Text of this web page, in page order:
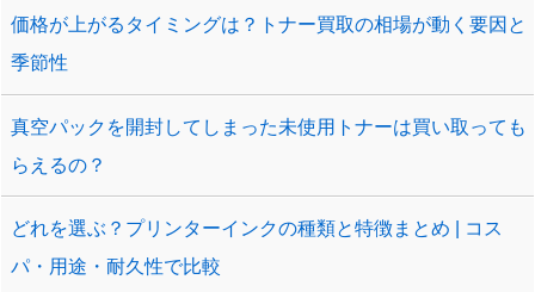
価格が上がるタイミングは？トナー買取の相場が動く要因と
季節性
真空パックを開封してしまった未使用トナーは買い取っても
らえるの？
どれを選ぶ？プリンターインクの種類と特徴まとめ | コス
パ・用途・耐久性で比較